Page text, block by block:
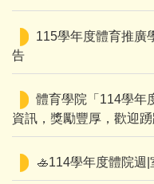
115學年度體育推廣
告
體育學院「114學年
資訊，獎勵豐厚，歡迎踴
🚣114學年度體院週|